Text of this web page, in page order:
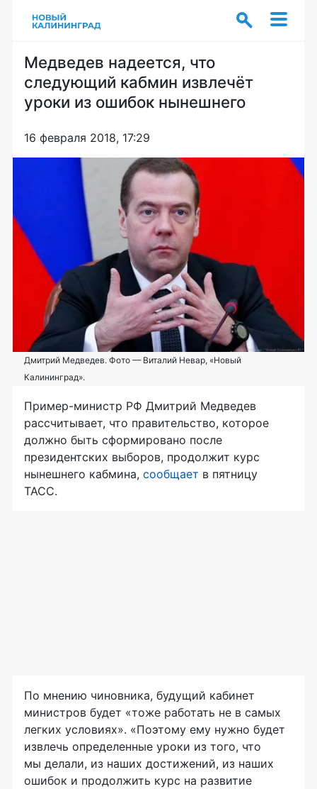
Медведев надеется, что
следующий кабмин извлечёт
уроки из ошибок нынешнего
16 февраля 2018, 17:29
Дмитрий Медведев. Фото — Виталий Невар, «Новый
Калининград».
Пример-министр РФ Дмитрий Медведев
рассчитывает, что правительство, которое
должно быть сформировано после
президентских выборов, продолжит курс
нынешнего кабмина, сообщает в пятницу
ТАСС.
По мнению чиновника, будущий кабинет
министров будет «тоже работать не в самых
легких условиях». «Поэтому ему нужно будет
извлечь определенные уроки из того, что
мы делали, из наших достижений, из наших
ошибок и продолжить курс на развитие